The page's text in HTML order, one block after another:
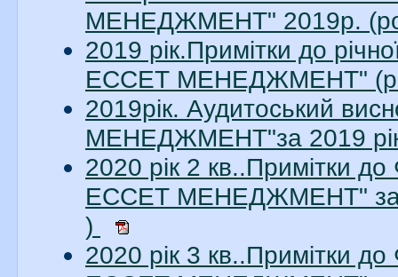
МЕНЕДЖМЕНТ" 2019р.
2019 рік.Примітки до
ЕССЕТ МЕНЕДЖМЕНТ"
2019рік. Аудитоський
МЕНЕДЖМЕНТ"за 2019
2020 рік 2 кв..Примітки
ЕССЕТ МЕНЕДЖМЕНТ" за
)
2020 рік 3 кв..Примітки